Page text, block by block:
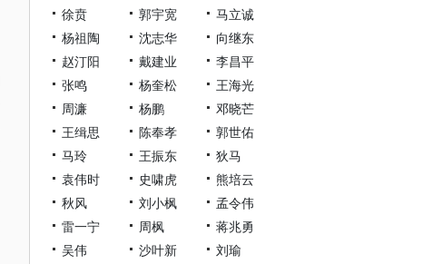
徐贲
郭宇宽
马立诚
杨祖陶
沈志华
向继东
赵汀阳
戴建业
李昌平
张鸣
杨奎松
王海光
周濂
杨鹏
邓晓芒
王缉思
陈奉孝
郭世佑
马玲
王振东
狄马
袁伟时
史啸虎
熊培云
秋风
刘小枫
孟令伟
雷一宁
周枫
蒋兆勇
吴伟
沙叶新
刘瑜